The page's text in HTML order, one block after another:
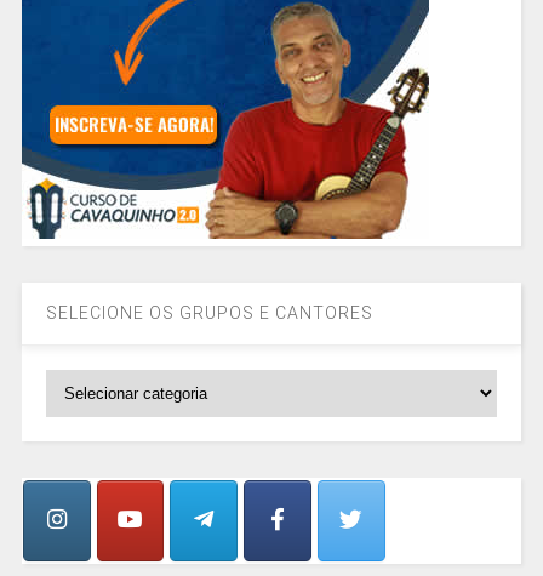
SELECIONE OS GRUPOS E CANTORES
CANTORES